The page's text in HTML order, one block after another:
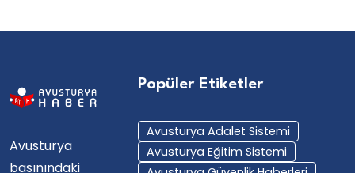
Avusturya
basınındaki
Popüler Etiketler
Avusturya Adalet Sistemi
Avusturya Eğitim Sistemi